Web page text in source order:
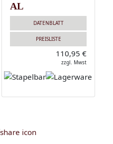
AL
DATENBLATT
PREISLISTE
110,95 €
zzgl. Mwst